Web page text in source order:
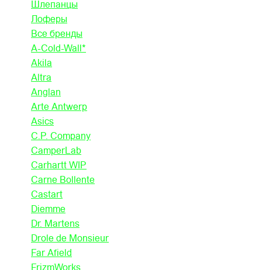
Шлепанцы
Лоферы
Все бренды
A-Cold-Wall*
Akila
Altra
Anglan
Arte Antwerp
Asics
C.P. Company
CamperLab
Carhartt WIP
Carne Bollente
Castart
Diemme
Dr. Martens
Drole de Monsieur
Far Afield